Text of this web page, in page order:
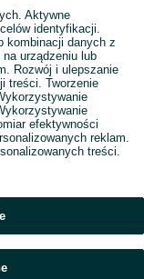
Aktywne
identyfikacji.
kombinacji danych z
urządzeniu lub
Rozwój i ulepszanie
treści. Tworzenie
efektywności
reklam.
treści.